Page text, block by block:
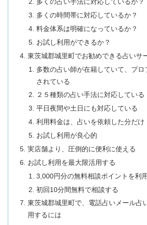
多くの時間帯に対応しているか？
料金体系は明確になっているか？
お試し利用ができるか？
東茨城郡城里町でお勧めできる占いサ
多数の占い師が在籍していて、プロ
されている
２５種類の占い手法に対応している
平日夜間や土日にも対応している
利用料金は、占いを依頼した分だけ
お試し利用が良心的
実店舗より、圧倒的に便利に使える
お試し利用を最大限活用する
3,000円分の無料相談ポイントを利
初回10分間無料で相談する
東茨城郡城里町で、電話占いメール占
用するには